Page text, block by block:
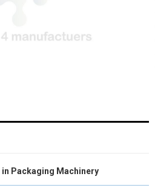
in Packaging Machinery